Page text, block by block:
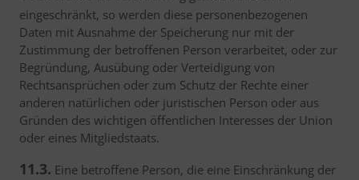
eingeschränkt, so werden diese personenbezogenen
Daten mit Ausnahme der Speicherung nur mit der
Zustimmung der betroffenen Person verarbeitet, oder zur
Begründung, Ausübung oder Verteidigung von
Rechtsansprüchen oder zum Schutz der Rechte einer
anderen natürlichen oder juristischen Person oder aus
Gründen des wichtigen öffentlichen Interesses der Union
oder eines Mitgliedstaats.
11.3. Eine betroffene Person, die eine Einschränkung der